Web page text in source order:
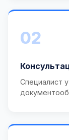
02
Специалист